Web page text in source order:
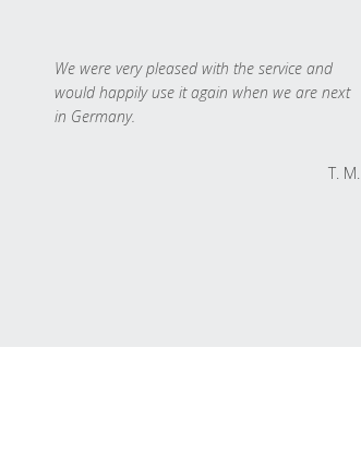
We were very pleased with the service and
would happily use it again when we are next
in Germany.
T. M.